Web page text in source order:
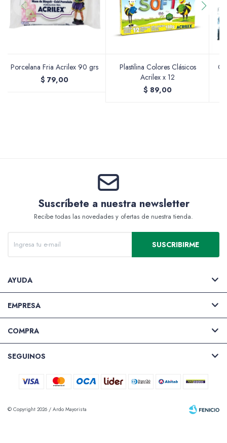
Porcelana Fria Acrilex 90 grs
$ 79,00
Plastilina Colores Clásicos
Acrilex x 12
$ 89,00
Suscríbete a nuestra newsletter
Recibe todas las novedades y ofertas de nuestra tienda.
SUSCRIBIRME
AYUDA
EMPRESA
COMPRA
SEGUINOS
© Copyright 2026 / Ardo Mayorista
Accesorios
Pinceles